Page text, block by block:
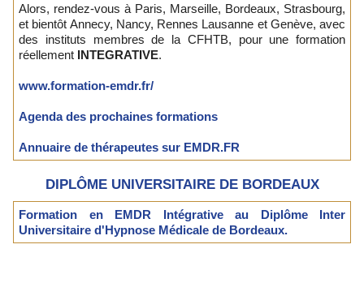
Alors, rendez-vous à Paris, Marseille, Bordeaux, Strasbourg,
et bientôt Annecy, Nancy, Rennes Lausanne et Genève, avec
des instituts membres de la CFHTB, pour une formation
réellement INTEGRATIVE.
www.formation-emdr.fr/
Agenda des prochaines formations
Annuaire de thérapeutes sur EMDR.FR
DIPLÔME UNIVERSITAIRE DE BORDEAUX
Formation en EMDR Intégrative au Diplôme Inter
Universitaire d'Hypnose Médicale de Bordeaux.